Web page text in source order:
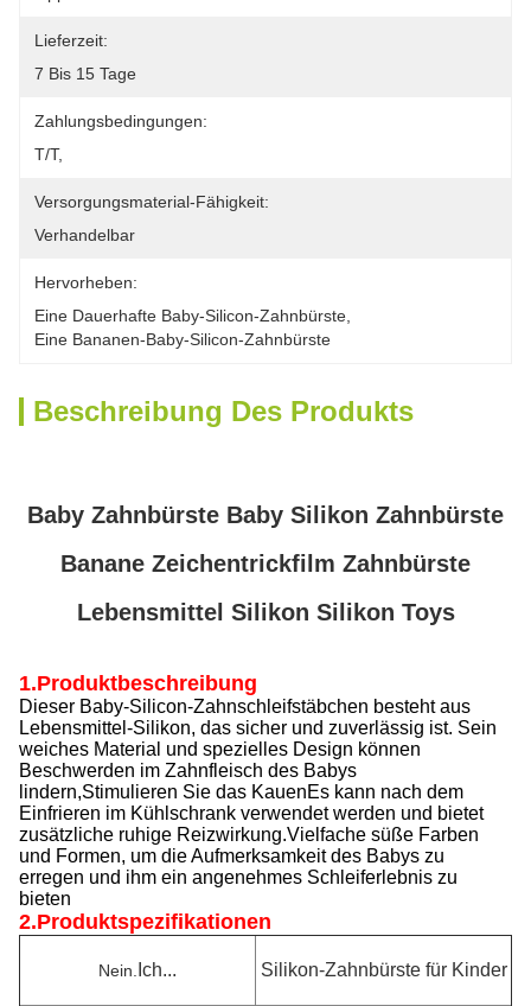
Lieferzeit:
7 Bis 15 Tage
Zahlungsbedingungen:
T/T,
Versorgungsmaterial-Fähigkeit:
Verhandelbar
Hervorheben:
Eine Dauerhafte Baby-Silicon-Zahnbürste
Eine Bananen-Baby-Silicon-Zahnbürste
Beschreibung Des Produkts
Baby Zahnbürste Baby Silikon Zahnbürste
Banane Zeichentrickfilm Zahnbürste
Lebensmittel Silikon Silikon Toys
1.Produktbeschreibung
Dieser Baby-Silicon-Zahnschleifstäbchen besteht aus
Lebensmittel-Silikon, das sicher und zuverlässig ist. Sein
weiches Material und spezielles Design können
Beschwerden im Zahnfleisch des Babys
lindern,Stimulieren Sie das KauenEs kann nach dem
Einfrieren im Kühlschrank verwendet werden und bietet
zusätzliche ruhige Reizwirkung.Vielfache süße Farben
und Formen, um die Aufmerksamkeit des Babys zu
erregen und ihm ein angenehmes Schleiferlebnis zu
bieten
2.Produktspezifikationen
Nein. Ich... Silikon-Zahnbürste für Kinder